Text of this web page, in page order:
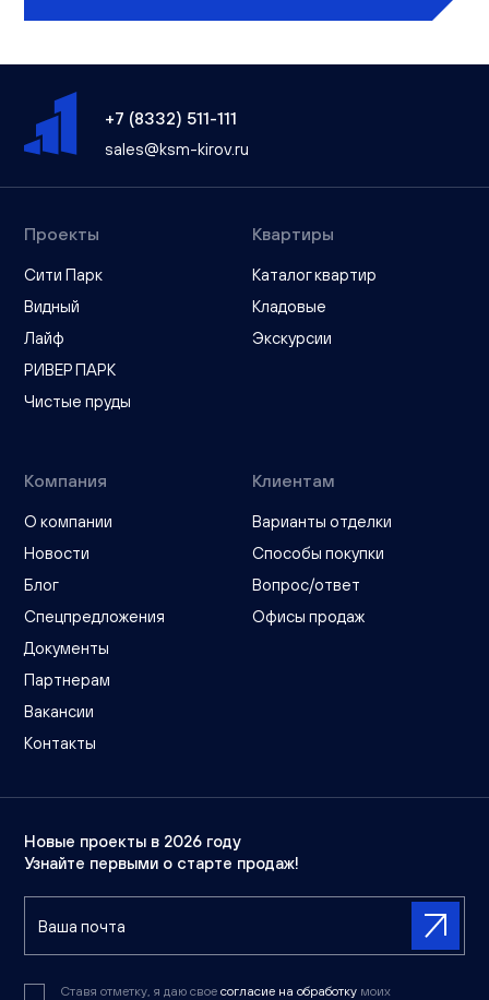
+7 (8332) 511-111
sales@ksm-kirov.ru
Проекты
Сити Парк
Видный
Лайф
РИВЕР ПАРК
Чистые пруды
Квартиры
Каталог квартир
Кладовые
Экскурсии
Компания
О компании
Новости
Блог
Спецпредложения
Документы
Партнерам
Вакансии
Контакты
Клиентам
Варианты отделки
Способы покупки
Вопрос/ответ
Офисы продаж
Новые проекты в 2026 году
Узнайте первыми о старте продаж!
Ставя отметку, я даю свое согласие на обработку моих